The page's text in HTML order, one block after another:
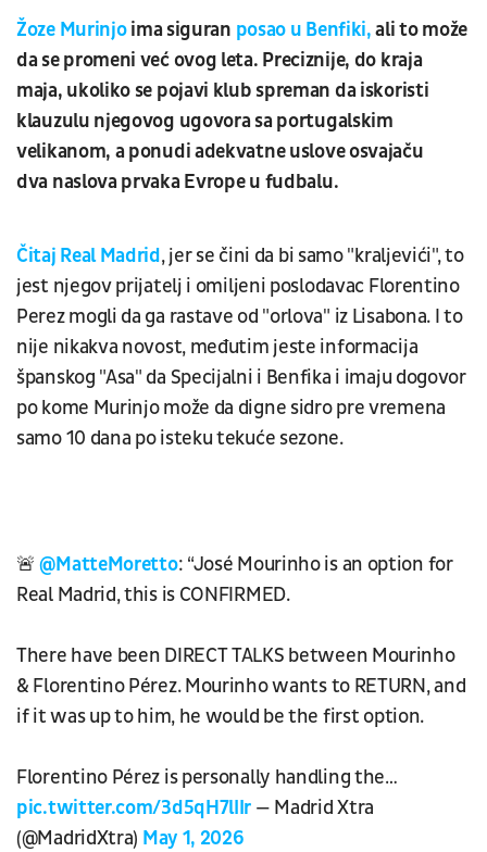
Žoze Murinjoima siguran posao u Benfiki,ali to može
da se promeni već ovog leta. Preciznije, do kraja
maja, ukoliko se pojavi klub spreman da iskoristi
klauzulu njegovog ugovora sa portugalskim
velikanom, a ponudi adekvatne uslove osvajaču
dva naslova prvaka Evrope u fudbalu.
Čitaj Real Madrid, jer se čini da bi samo "kraljevići", to
jest njegov prijatelj i omiljeni poslodavac Florentino
Perez mogli da ga rastave od "orlova" iz Lisabona. I to
nije nikakva novost, međutim jeste informacija
španskog "Asa" da Specijalni i Benfika i imaju dogovor
po kome Murinjo može da digne sidro pre vremena
samo 10 dana po isteku tekuće sezone.
🚨@MatteMoretto: “José Mourinho is an option for
Real Madrid, this is CONFIRMED.
There have been DIRECT TALKS between Mourinho
& Florentino Pérez. Mourinho wants to RETURN, and
if it was up to him, he would be the first option.
Florentino Pérez is personally handling the…
pic.twitter.com/3d5qH7lIIr — Madrid Xtra
(@MadridXtra) May 1, 2026